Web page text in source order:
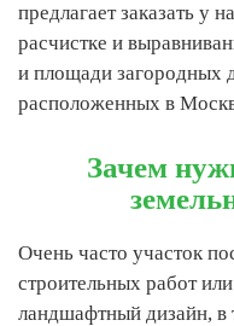
предлагает заказать у
расчистке и
и площади загородных
расположенных в
Зачем
Очень часто участок
строительных работ
ландшафтный дизайн, в